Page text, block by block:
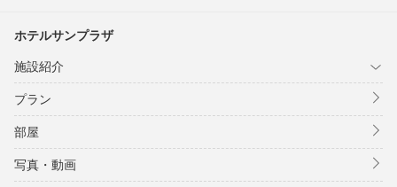
ホテルサンプラザ
施設紹介
プラン
部屋
写真・動画